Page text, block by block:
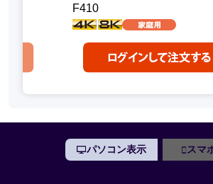
F410
パソコン表示 スマ